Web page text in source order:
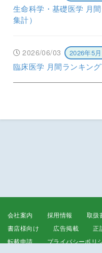
生命科学・基礎医学 月
集計）
2026/06/03 2026年5
臨床医学 月間ランキン
会社案内 採用情報 取扱
書店様向け
広告掲載 正
転載申請
プライバシーポリ